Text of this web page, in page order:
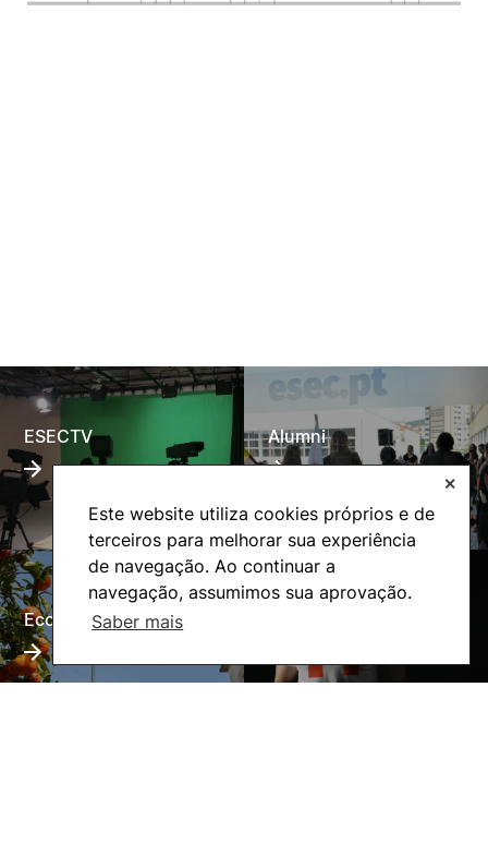
Este website utiliza cookies próprios e de
terceiros para melhorar sua experiência
de navegação. Ao continuar a
navegação, assumimos sua aprovação.
Saber mais
✕
ESECTV Alumni
Eco-Escola